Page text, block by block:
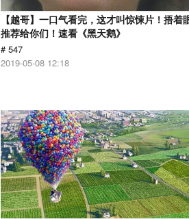
【越哥】一口气看完，这才叫惊悚片！捂着
推荐给你们！速看《黑天鹅》
# 547
2019-05-08 12:18